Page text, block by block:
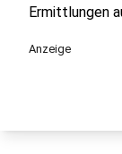
Ermittlungen
Anzeige